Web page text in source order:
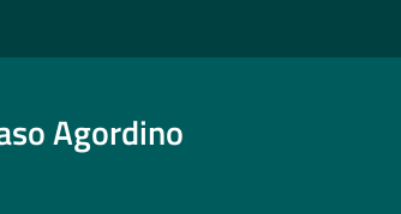
Agordino